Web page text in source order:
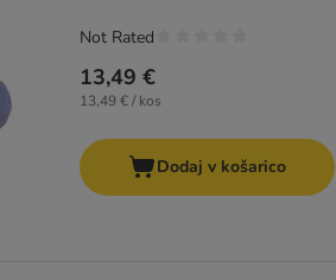
13,49 €
13,49 € / kos
Not Rated
Dodaj v košarico